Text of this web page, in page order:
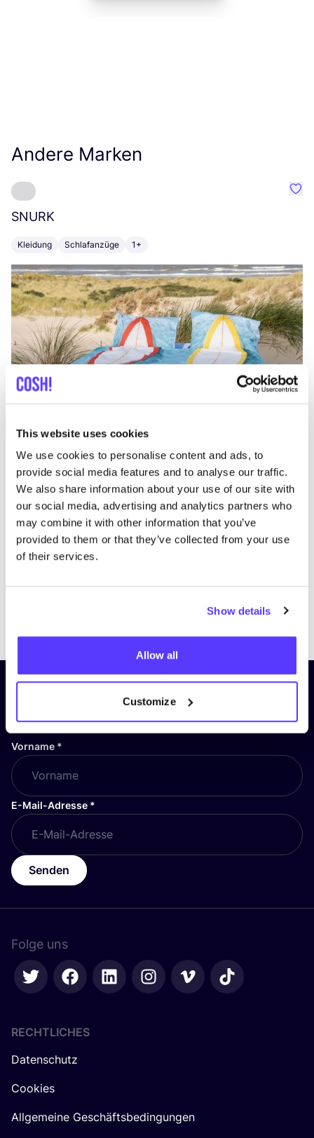
This website uses cookies
We use cookies to personalise content and ads, to
provide social media features and to analyse our traffic.
We also share information about your use of our site with
our social media, advertising and analytics partners who
may combine it with other information that you’ve
provided to them or that they’ve collected from your use
of their services.
Show details
Allow all
Customize
Andere Marken
SNURK
Kleidung Schlafanzüge 1+
PreviousNext
Abonniere unseren Newsletter
und bleibe auf dem Laufenden!
Vorname *
E-Mail-Adresse *
Senden
Folge uns
RECHTLICHES
Datenschutz
Cookies
Allgemeine Geschäftsbedingungen